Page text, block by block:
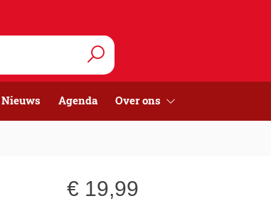
Nieuws Agenda Over ons
€ 19,99